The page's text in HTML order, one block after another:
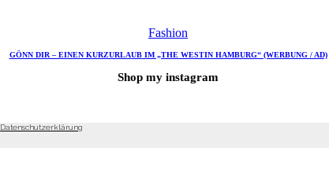
Fashion
GÖNN DIR – EINEN KURZURLAUB IM „THE WESTIN HAMBURG“ (WERBUNG / AD)
Shop my instagram
Datenschutzerklärung